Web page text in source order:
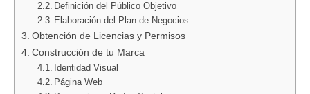
Definición del Público Objetivo
Elaboración del Plan de Negocios
Obtención de Licencias y Permisos
Construcción de tu Marca
Identidad Visual
Página Web